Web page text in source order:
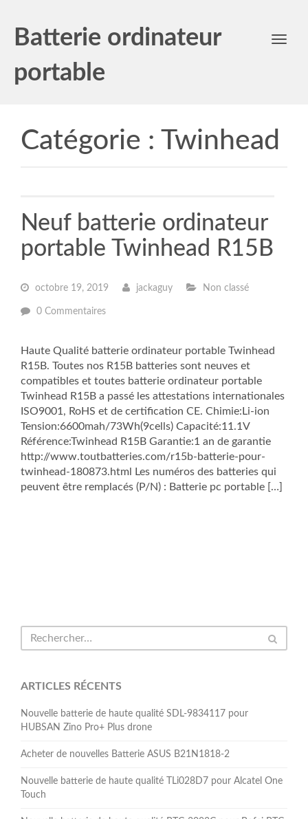
Batterie ordinateur
portable
Toggle
Catégorie : Twinhead
Neuf batterie ordinateur
portable Twinhead R15B
octobre 19, 2019 jackaguy Non classé
0 Commentaires
Haute Qualité batterie ordinateur portable Twinhead
R15B. Toutes nos R15B batteries sont neuves et
compatibles et toutes batterie ordinateur portable
Twinhead R15B a passé les attestations internationales
ISO9001, RoHS et de certification CE. Chimie:Li-ion
Tension:6600mah/73Wh(9cells) Capacité:11.1V
Référence:Twinhead R15B Garantie:1 an de garantie
http://www.toutbatteries.com/r15b-batterie-pour-
twinhead-180873.html Les numéros des batteries qui
peuvent être remplacés (P/N) : Batterie pc portable […]
ARTICLES RÉCENTS
Nouvelle batterie de haute qualité SDL-9834117 pour
HUBSAN Zino Pro+ Plus drone
Acheter de nouvelles Batterie ASUS B21N1818-2
Nouvelle batterie de haute qualité TLi028D7 pour Alcatel One
Touch